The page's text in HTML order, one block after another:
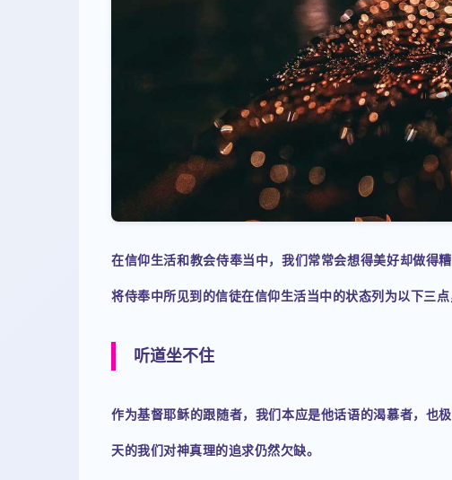
在信仰生活和教会侍奉当中，我们常常会想得美好却做得
将侍奉中所见到的信徒在信仰生活当中的状态列为以下三
听道坐不住
作为基督耶稣的跟随者，我们本应是他话语的渴慕者，也
天的我们对神真理的追求仍然欠缺。